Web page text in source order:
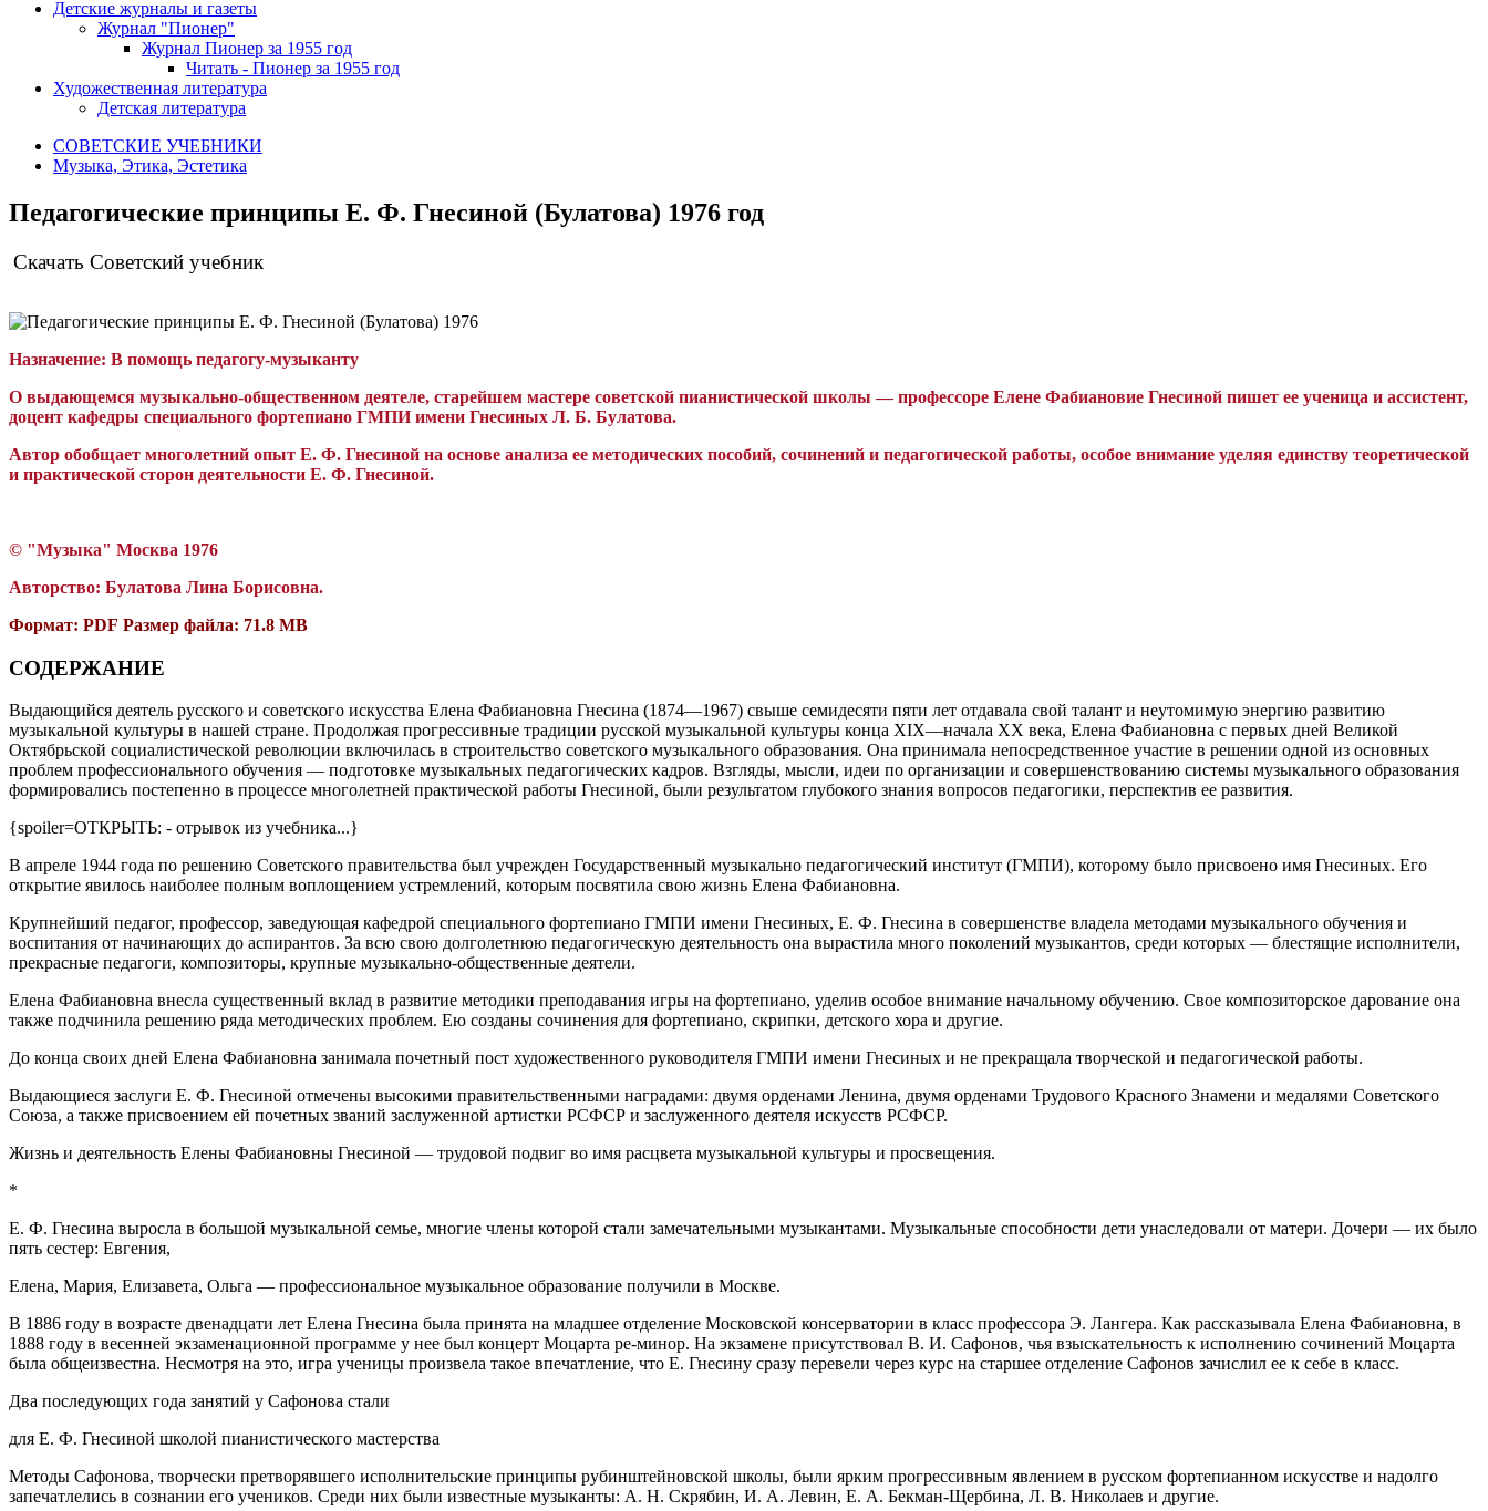
Детские журналы и газеты
Журнал "Пионер"
Журнал Пионер за 1955 год
Читать - Пионер за 1955 год
Художественная литература
Детская литература
СОВЕТСКИЕ УЧЕБНИКИ
Музыка, Этика, Эстетика
Педагогические принципы Е. Ф. Гнесиной (Булатова) 1976 год
Скачать Советский учебник
Назначение: В помощь педагогу-музыканту
О выдающемся музыкально-общественном деятеле, старейшем мастере советской пианистической школы — профессоре Елене Фабиановие Гнесиной пишет ее ученица и ассистент,
доцент кафедры специального фортепиано ГМПИ имени Гнесиных Л. Б. Булатова.
Автор обобщает многолетний опыт Е. Ф. Гнесиной на основе анализа ее методических пособий, сочинений и педагогической работы, особое внимание уделяя единству теоретической
и практической сторон деятельности Е. Ф. Гнесиной.
© "Музыка" Москва 1976
Авторство: Булатова Лина Борисовна.
Формат: PDF Размер файла: 71.8 MB
СОДЕРЖАНИЕ
Выдающийся деятель русского и советского искусства Елена Фабиановна Гнесина (1874—1967) свыше семидесяти пяти лет отдавала свой талант и неутомимую энергию развитию
музыкальной культуры в нашей стране. Продолжая прогрессивные традиции русской музыкальной культуры конца XIX—начала XX века, Елена Фабиановна с первых дней Великой
Октябрьской социалистической революции включилась в строительство советского музыкального образования. Она принимала непосредственное участие в решении одной из основных
проблем профессионального обучения — подготовке музыкальных педагогических кадров. Взгляды, мысли, идеи по организации и совершенствованию системы музыкального образования
формировались постепенно в процессе многолетней практической работы Гнесиной, были результатом глубокого знания вопросов педагогики, перспектив ее развития.
{spoiler=ОТКРЫТЬ: - отрывок из учебника...}
В апреле 1944 года по решению Советского правительства был учрежден Государственный музыкально педагогический институт (ГМПИ), которому было присвоено имя Гнесиных. Его
открытие явилось наиболее полным воплощением устремлений, которым посвятила свою жизнь Елена Фабиановна.
Крупнейший педагог, профессор, заведующая кафедрой специального фортепиано ГМПИ имени Гнесиных, Е. Ф. Гнесина в совершенстве владела методами музыкального обучения и
воспитания от начинающих до аспирантов. За всю свою долголетнюю педагогическую деятельность она вырастила много поколений музыкантов, среди которых — блестящие исполнители,
прекрасные педагоги, композиторы, крупные музыкально-общественные деятели.
Елена Фабиановна внесла существенный вклад в развитие методики преподавания игры на фортепиано, уделив особое внимание начальному обучению. Свое композиторское дарование она
также подчинила решению ряда методических проблем. Ею созданы сочинения для фортепиано, скрипки, детского хора и другие.
До конца своих дней Елена Фабиановна занимала почетный пост художественного руководителя ГМПИ имени Гнесиных и не прекращала творческой и педагогической работы.
Выдающиеся заслуги Е. Ф. Гнесиной отмечены высокими правительственными наградами: двумя орденами Ленина, двумя орденами Трудового Красного Знамени и медалями Советского
Союза, а также присвоением ей почетных званий заслуженной артистки РСФСР и заслуженного деятеля искусств РСФСР.
Жизнь и деятельность Елены Фабиановны Гнесиной — трудовой подвиг во имя расцвета музыкальной культуры и просвещения.
*
Е. Ф. Гнесина выросла в большой музыкальной семье, многие члены которой стали замечательными музыкантами. Музыкальные способности дети унаследовали от матери. Дочери — их было
пять сестер: Евгения,
Елена, Мария, Елизавета, Ольга — профессиональное музыкальное образование получили в Москве.
В 1886 году в возрасте двенадцати лет Елена Гнесина была принята на младшее отделение Московской консерватории в класс профессора Э. Лангера. Как рассказывала Елена Фабиановна, в
1888 году в весенней экзаменационной программе у нее был концерт Моцарта ре-минор. На экзамене присутствовал В. И. Сафонов, чья взыскательность к исполнению сочинений Моцарта
была общеизвестна. Несмотря на это, игра ученицы произвела такое впечатление, что Е. Гнесину сразу перевели через курс на старшее отделение Сафонов зачислил ее к себе в класс.
Два последующих года занятий у Сафонова стали
для Е. Ф. Гнесиной школой пианистического мастерства
Методы Сафонова, творчески претворявшего исполнительские принципы рубинштейновской школы, были ярким прогрессивным явлением в русском фортепианном искусстве и надолго
запечатлелись в сознании его учеников. Среди них были известные музыканты: А. Н. Скрябин, И. А. Левин, Е. А. Бекман-Щербина, Л. В. Николаев и другие.